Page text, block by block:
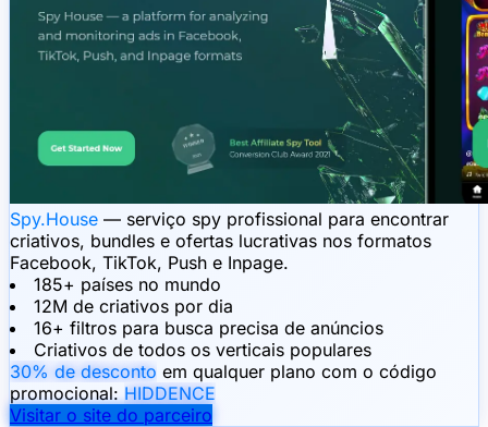
Spy.House — serviço spy profissional para encontrar
criativos, bundles e ofertas lucrativas nos formatos
Facebook, TikTok, Push e Inpage.
185+ países no mundo
12M de criativos por dia
16+ filtros para busca precisa de anúncios
Criativos de todos os verticais populares
30% de desconto em qualquer plano com o código
promocional: HIDDENCE
Visitar o site do parceiro